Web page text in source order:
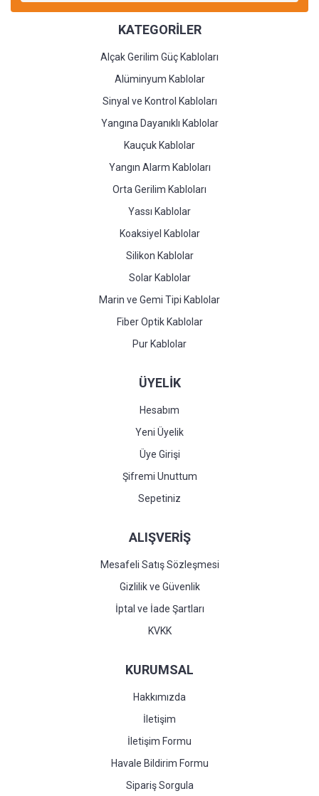
KATEGORİLER
Alçak Gerilim Güç Kabloları
Alüminyum Kablolar
Sinyal ve Kontrol Kabloları
Yangına Dayanıklı Kablolar
Kauçuk Kablolar
Yangın Alarm Kabloları
Orta Gerilim Kabloları
Yassı Kablolar
Koaksiyel Kablolar
Silikon Kablolar
Solar Kablolar
Marin ve Gemi Tipi Kablolar
Fiber Optik Kablolar
Pur Kablolar
ÜYELİK
Hesabım
Yeni Üyelik
Üye Girişi
Şifremi Unuttum
Sepetiniz
ALIŞVERİŞ
Mesafeli Satış Sözleşmesi
Gizlilik ve Güvenlik
İptal ve İade Şartları
KVKK
KURUMSAL
Hakkımızda
İletişim
İletişim Formu
Havale Bildirim Formu
Sipariş Sorgula